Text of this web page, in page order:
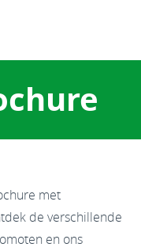
met
de verschillende
en ons